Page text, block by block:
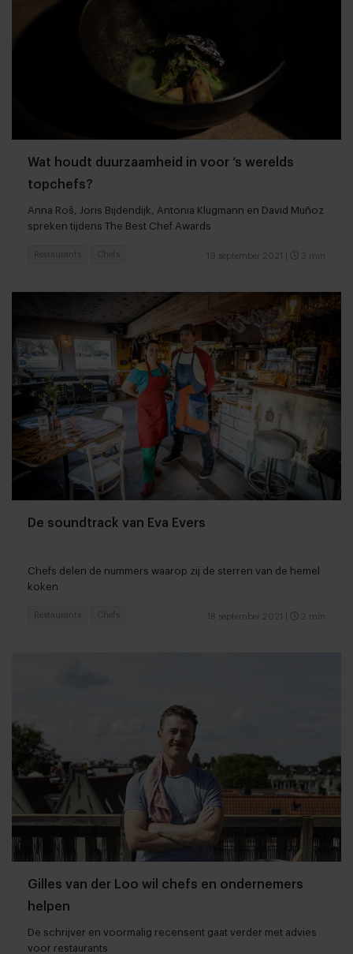
Wat houdt duurzaamheid in voor ‘s werelds
topchefs?
Anna Roš, Joris Bijdendijk, Antonia Klugmann en David Muñoz
spreken tijdens The Best Chef Awards
19 september 2021 3 min
Restaurants Chefs
De soundtrack van Eva Evers
Chefs delen de nummers waarop zij de sterren van de hemel
koken
18 september 2021 2 min
Restaurants Chefs
Gilles van der Loo wil chefs en ondernemers
helpen
De schrijver en voormalig recensent gaat verder met advies
voor restaurants